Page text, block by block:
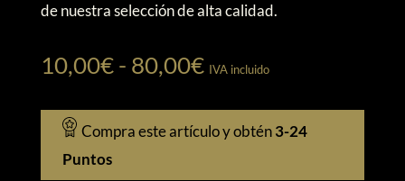
de nuestra selección de alta calidad.
10,00€- 80,00€Rango
precios:
desde
IVA incluido
Compra este artículo y obtén3-24
Puntos